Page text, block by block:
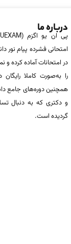
درباره ما
امتحانی فشرده پیام نور
در امتحانات آماده‌ کرده
را به‌صورت کاملا
همچنین دوره‌های جامع
و دکتری که به دنبال
گردیده است.